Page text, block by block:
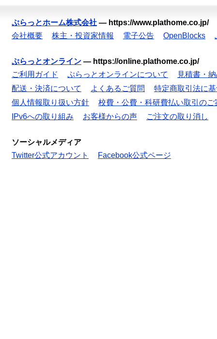
ぷらっとホーム株式会社 — https://www.plathome.co.jp/
会社概要
株主・投資家情報 電子公告 OpenBlocks
ぷらっとオンライン — https://online.plathome.co.jp/
ご利用ガイド
ぷらっとオンラインについて
見積書・
配送・決済について
よくあるご質問
特定商取引法に
個人情報取り扱い方針
校費・公費・科研費払い取引のご
IPv6への取り組み
お客様からの声 ご注文の取り消し
ソーシャルメディア
Twitter公式アカウント
Facebook公式ページ